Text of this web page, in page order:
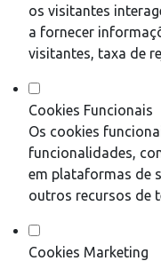
os visitantes
a fornecer
visitantes, taxa de
Cookies Funcionais
Os cookies
funcionalidades,
em plataformas de
outros recursos de
Cookies Marketing